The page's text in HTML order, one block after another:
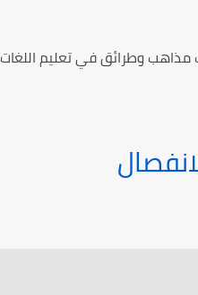
مذاهب وطرائق في تعليم اللغات